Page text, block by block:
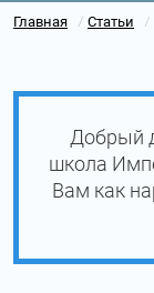
Главная / Статьи /
Добрый
школа
Вам как